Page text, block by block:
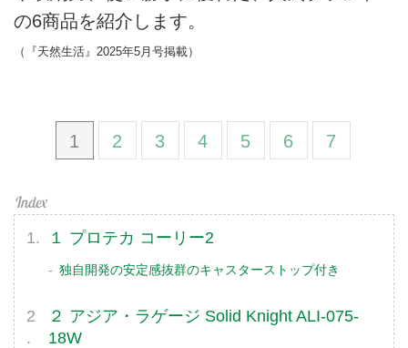
の6商品を紹介します。
（『天然生活』2025年5月号掲載）
1 2 3 4 5 6 7
１ プロテカ コーリー2
独自開発の安定感抜群のキャスターストップ付き
２ アジア・ラゲージ Solid Knight ALI-075-
18W